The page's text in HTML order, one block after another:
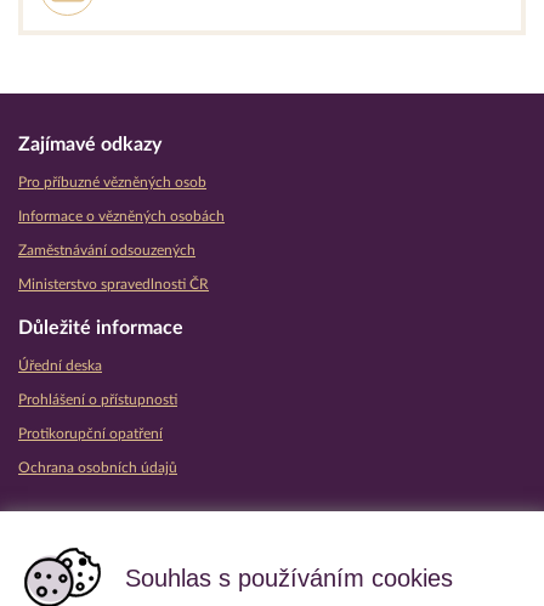
Souhlas s používáním cookies
Zajímavé odkazy
Pro příbuzné vězněných osob
Informace o vězněných osobách
Zaměstnávání odsouzených
Ministerstvo spravedlnosti ČR
Důležité informace
Úřední deska
Prohlášení o přístupnosti
Protikorupční opatření
Ochrana osobních údajů